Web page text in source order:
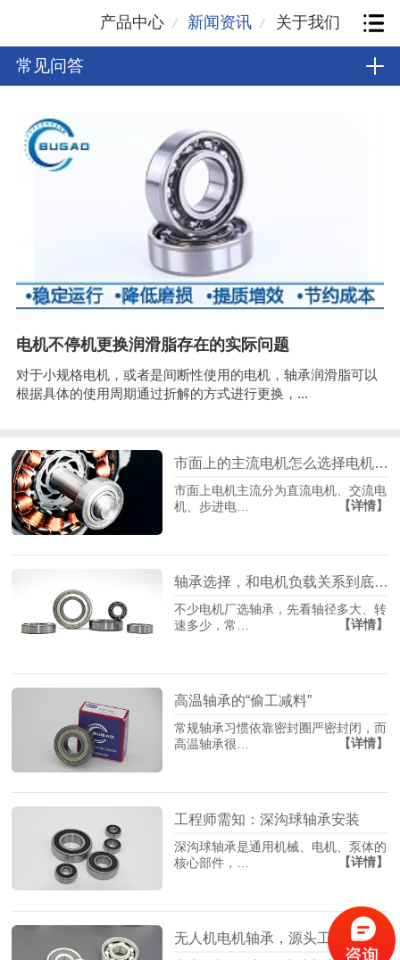
产品中心 新闻资讯 关于我们
常见问答
电机不停机更换润滑脂存在的实际问题
对于小规格电机，或者是间断性使用的电机，轴承润滑脂可以
根据具体的使用周期通过折解的方式进行更换，...
市面上的主流电机怎么选择电机轴承？
市面上电机主流分为直流电机、交流电
机、步进电…
【详情】
轴承选择，和电机负载关系到底有多大？
不少电机厂选轴承，先看轴径多大、转
速多少，常…
【详情】
高温轴承的“偷工减料”
常规轴承习惯依靠密封圈严密封闭，而
高温轴承很…
【详情】
工程师需知：深沟球轴承安装
深沟球轴承是通用机械、电机、泵体的
核心部件，…
【详情】
无人机电机轴承，源头工厂找肯达！